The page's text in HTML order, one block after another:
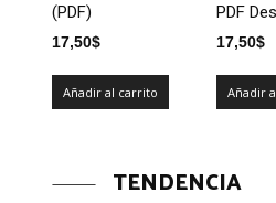
(PDF)
17,50$
Añadir al carrito
PDF
17,50$
Añadir
TENDENCIA